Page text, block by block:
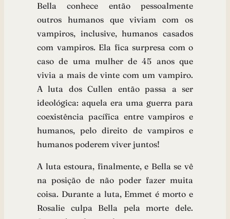
Bella conhece então pessoalmente
outros humanos que viviam com os
vampiros, inclusive, humanos casados
com vampiros. Ela fica surpresa com o
caso de uma mulher de 45 anos que
vivia a mais de vinte com um vampiro.
A luta dos Cullen então passa a ser
ideológica: aquela era uma guerra para
coexistência pacífica entre vampiros e
humanos, pelo direito de vampiros e
humanos poderem viver juntos!
A luta estoura, finalmente, e Bella se vê
na posição de não poder fazer muita
coisa. Durante a luta, Emmet é morto e
Rosalie culpa Bella pela morte dele.